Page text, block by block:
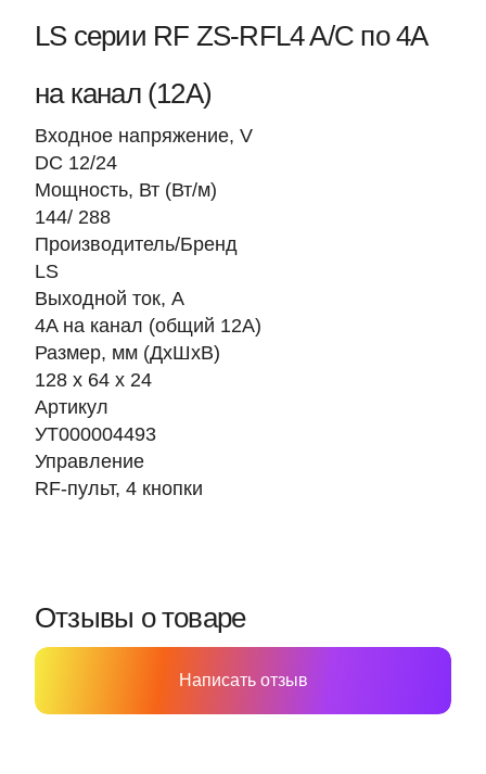
LS серии RF ZS-RFL4 A/C по 4А
на канал (12А)
Входное напряжение, V
DC 12/24
Мощность, Вт (Вт/м)
144/ 288
Производитель/Бренд
LS
Выходной ток, А
4A на канал (общий 12A)
Размер, мм (ДхШхВ)
128 х 64 х 24
Артикул
УТ000004493
Управление
RF-пульт, 4 кнопки
Отзывы о товаре
Написать отзыв